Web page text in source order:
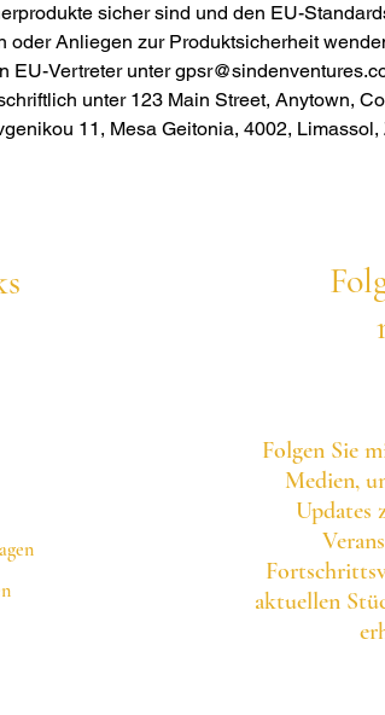
sicher sind und den EU-
oder Anliegen zur Produktsicherheit
EU-Vertreter unter
unter 123 Main Street, Anytown,
11, Mesa Geitonia, 4002, Limassol,
Folgen Sie
Medien,
Updates
aktuellen